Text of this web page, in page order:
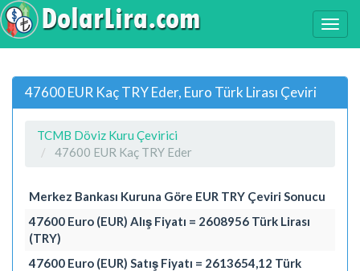
47600 EUR Kaç TRY Eder, Euro Türk Lirası Çeviri
TCMB Döviz Kuru Çevirici
47600 EUR Kaç TRY Eder
Merkez Bankası Kuruna Göre EUR TRY Çeviri Sonucu
47600 Euro (EUR) Alış Fiyatı = 2608956 Türk Lirası
(TRY)
47600 Euro (EUR) Satış Fiyatı = 2613654,12 Türk